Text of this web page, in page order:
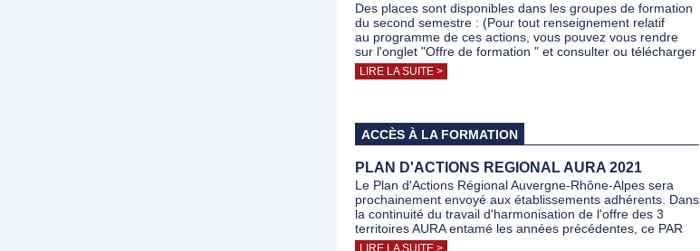
Des places sont disponibles dans les groupes de formation
du second semestre : (Pour tout renseignement relatif
au programme de ces actions, vous pouvez vous rendre
sur l'onglet "Offre de formation " et consulter ou télécharger
LIRE LA SUITE >
ACCÈS À LA FORMATION
PLAN D'ACTIONS REGIONAL AURA 2021
Le Plan d'Actions Régional Auvergne-Rhône-Alpes sera
prochainement envoyé aux établissements adhérents. Dans
la continuité du travail d'harmonisation de l'offre des 3
territoires AURA entamé les années précédentes, ce PAR
LIRE LA SUITE >